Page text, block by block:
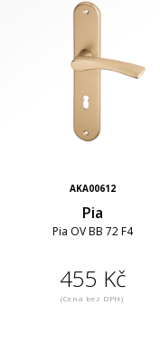
AKA00612
Pia
Pia OV BB 72 F4
455 Kč
(Cena bez DPH)